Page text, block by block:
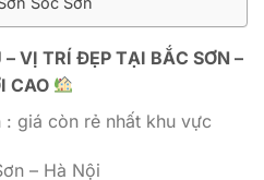
VỊ TRÍ ĐẸP TẠI BẮC SƠN –
CAO
: giá còn rẻ nhất khu vực
– Hà Nội